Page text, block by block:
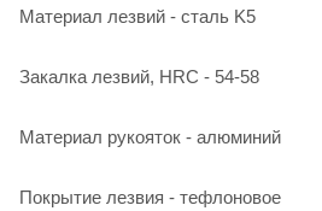
Материал лезвий - сталь K5
Закалка лезвий, HRC - 54-58
Материал рукояток - алюминий
Покрытие лезвия - тефлоновое